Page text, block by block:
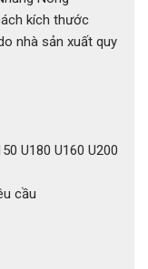
kích thước
nhà sản xuất quy
U180 U160 U200
cầu